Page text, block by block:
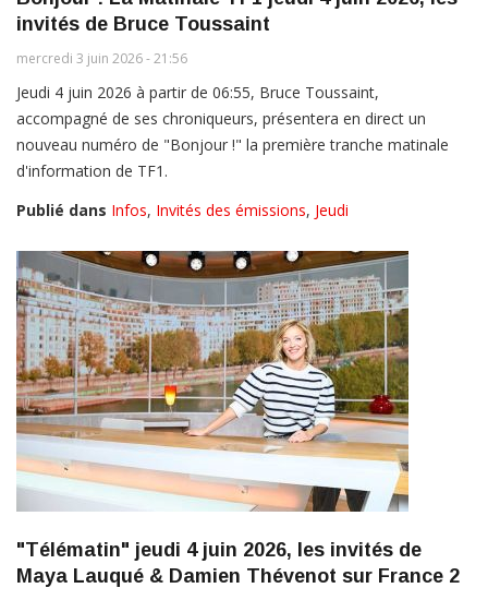
invités de Bruce Toussaint
mercredi 3 juin 2026 - 21:56
Jeudi 4 juin 2026 à partir de 06:55, Bruce Toussaint,
accompagné de ses chroniqueurs, présentera en direct un
nouveau numéro de "Bonjour !" la première tranche matinale
d'information de TF1.
Publié dans Infos, Invités des émissions, Jeudi
"Télématin" jeudi 4 juin 2026, les invités de
Maya Lauqué & Damien Thévenot sur France 2